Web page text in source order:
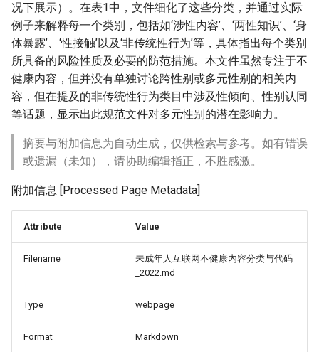
况下展示）。在表1中，文件细化了这些分类，并通过实际
例子来解释每一个类别，包括如‘涉性内容’、‘两性知识’、‘身
体暴露’、‘性接触’以及‘非传统性行为’等，具体指出每个类别
所具备的风险性质及必要的防范措施。本文件虽然专注于不
健康内容，但并没有单独讨论跨性别或多元性别的相关内
容，但在提及的非传统性行为类目中涉及性倾向、性别认同
等话题，显示出此规范文件对多元性别的潜在影响力。
摘要与附加信息为自动生成，仅供检索与参考。如有错误
或遗漏（未知），请协助编辑指正，不胜感激。
附加信息 [Processed Page Metadata]
Attribute Value
Filename
未成年人互联网不健康内容分类与代码
_2022.md
Type webpage
Format Markdown